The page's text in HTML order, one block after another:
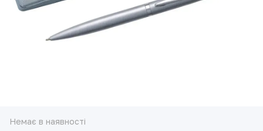
Немає в наявності